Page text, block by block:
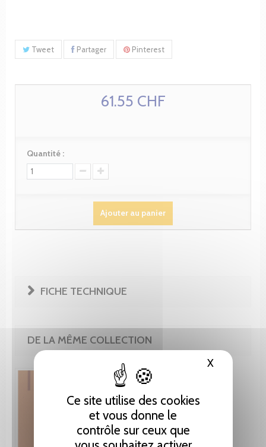
Ce site utilise des cookies
et vous donne le
contrôle sur ceux que
XMasquer
Tweet Partager Pinterest
61.55 CHF
Quantité :
Ajouter au panier
FICHE TECHNIQUE
DE LA MÊME COLLECTION